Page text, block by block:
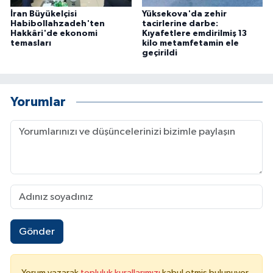
İran Büyükelçisi
Habibollahzadeh'ten
Hakkâri'de ekonomi
temasları
Yüksekova'da zehir
tacirlerine darbe:
Kıyafetlere emdirilmiş 13
kilo metamfetamin ele
geçirildi
Yorumlar
Gönder